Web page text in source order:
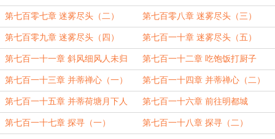
第七百零七章 迷雾尽头（二） 第七百零八章 迷雾尽头（三）
第七百零九章 迷雾尽头（四） 第七百一十章 迷雾尽头（五）
第七百一十一章 斜风细风人未归 第七百一十二章 吃饱饭打厨子
第七百一十三章 并蒂禅心（一） 第七百一十四章 并蒂禅心（二）
第七百一十五章 并蒂荷塘月下人 第七百一十六章 前往明都城
第七百一十七章 探寻（一） 第七百一十八章 探寻（二）